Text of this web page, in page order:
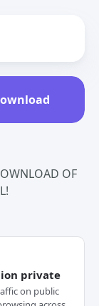
OF
private
on public